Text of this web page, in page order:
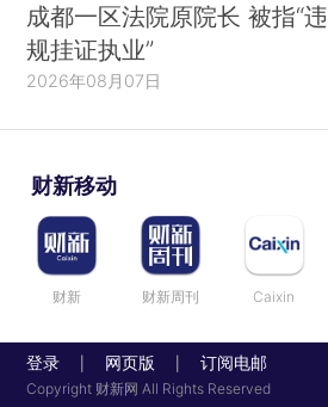
成都一区法院原院长 被指“违
规挂证执业”
2026年08月07日
财新移动
财新 财新周刊 Caixin
登录 网页版 订阅电邮
Copyright 财新网 All Rights Reserved